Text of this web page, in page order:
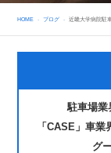
HOME ブログ 近畿大学病院駐
駐車場業
「CASE」車業
グ